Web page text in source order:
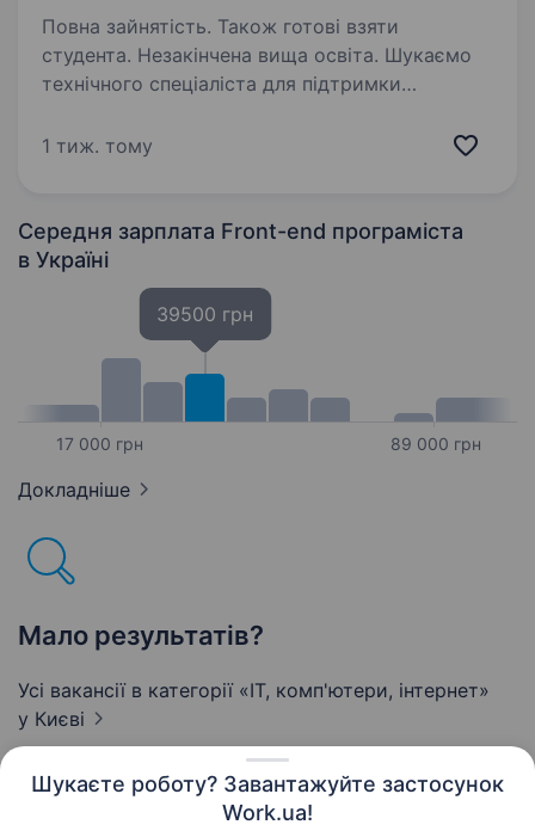
Шукаєте роботу? Завантажуйте застосунок
Work.ua!
Повна зайнятість. Також готові взяти
студента. Незакінчена вища освіта. Шукаємо
технічного спеціаліста для підтримки
Очікування: Вміння верстати/редагувати сайти
комунікувати…
1 тиж. тому
Середня зарплата Front-end програміста
в Україні
17 000 грн
39500 грн
89 000 грн
Докладніше
Мало результатів?
Усі вакансії в категорії «IT, комп'ютери, інтернет»
у Києві